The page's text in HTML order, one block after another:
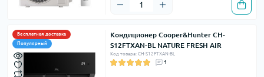
Бесплатная доставка
Популярный
Кондиционер Cooper&Hunter CH-
S12FTXAN-BL NATURE FRESH AIR
Код товара: CH-S12FTXAN-BL
1